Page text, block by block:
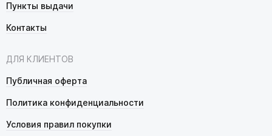
Пункты выдачи
Контакты
ДЛЯ КЛИЕНТОВ
Публичная оферта
Политика конфиденциальности
Условия правил покупки